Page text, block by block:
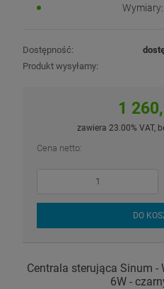
Wymiary:
Dostępność:
Produkt wysyłamy:
1
zawiera 23.00% VAT,
Cena netto:
DO
Centrala sterująca Sinum -
6W -